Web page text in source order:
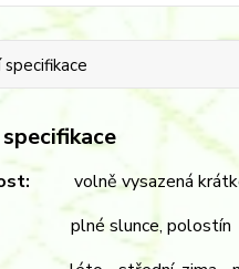
volně vysazená
plné slunce, polostín